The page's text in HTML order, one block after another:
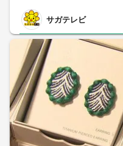
サガテレビ